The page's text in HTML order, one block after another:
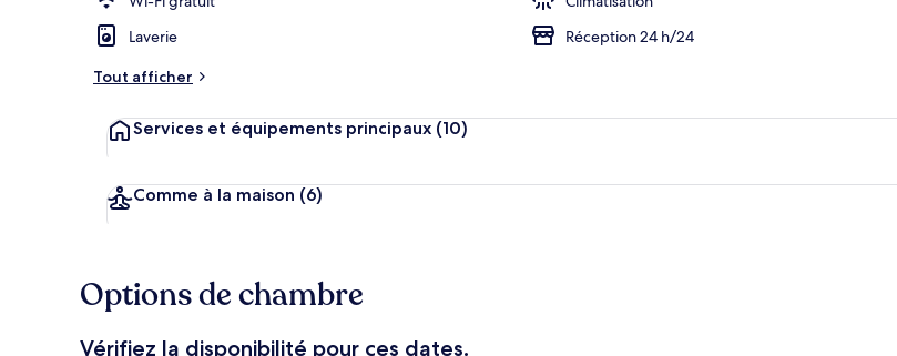
Laverie
Réception 24 h/24
Tout afficher
Services et équipements principaux (10)
Comme à la maison (6)
Options de chambre
Vérifiez la disponibilité pour ces dates.